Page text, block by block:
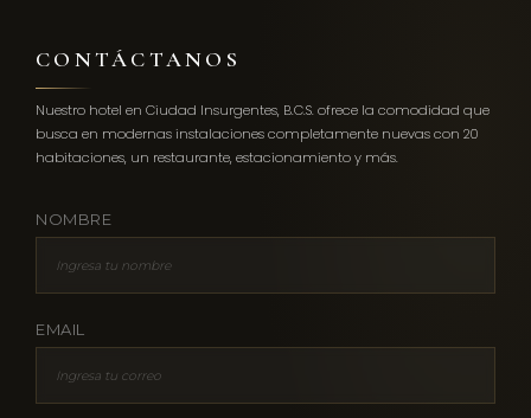
CONTÁCTANOS
Nuestro hotel en Ciudad Insurgentes, B.C.S. ofrece la comodidad que
busca en modernas instalaciones completamente nuevas con 20
habitaciones, un restaurante, estacionamiento y más.
NOMBRE
EMAIL